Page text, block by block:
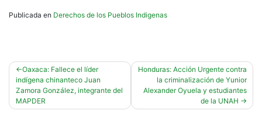
Publicada en Derechos de los Pueblos Indigenas
Navegación
de
entradas
Oaxaca: Fallece el líder
indígena chinanteco Juan
Zamora González, integrante del
MAPDER
Honduras: Acción Urgente contra
la criminalización de Yunior
Alexander Oyuela y estudiantes
de la UNAH